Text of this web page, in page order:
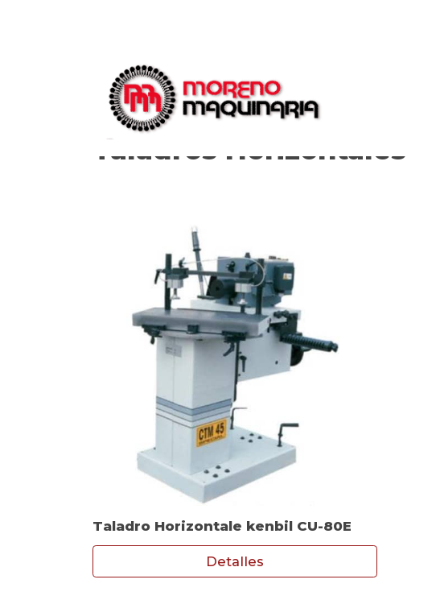
Taladros Horizontales
Taladro Horizontale kenbil CU-80E
Detalles